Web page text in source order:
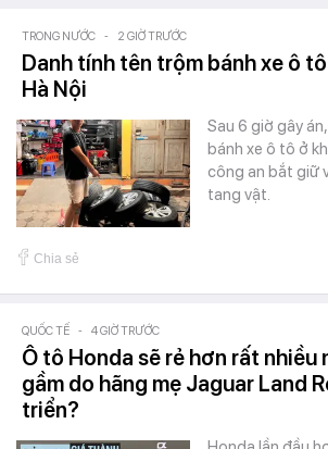
TRONG NƯỚC - 2 GIỜ TRƯỚC
Danh tính tên trộm bánh xe ô
Hà Nội
Sau 6 giờ gây
bánh xe ô tô ở
công an bắt giữ
tang vật.
Chia sẻ
QUỐC TẾ - 4 GIỜ TRƯỚC
Ô tô Honda sẽ rẻ hơn rất nhiều
gầm do hãng mẹ Jaguar Land
triển?